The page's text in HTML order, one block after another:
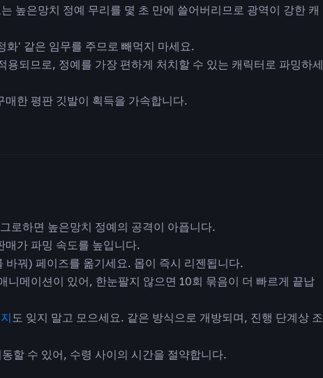
높은망치 정예 무리를 몇 초 만에 쓸어버리므로 광역이 강한 캐
' 같은 임무를 주므로 빼먹지 마세요.
용되므로, 정예를 가장 편하게 처치할 수 있는 캐릭터로 파밍하세
한 평판 깃발이 획득을 가속합니다.
로하면 높은망치 정예의 공격이 아픕니다.
매가 파밍 속도를 높입니다.
꿔) 페이즈를 옮기세요. 몹이 즉시 리젠됩니다.
메이션이 있어, 한눈팔지 않으면 10회 묶음이 더 빠르게 끝납
도 잊지 말고 모으세요. 같은 방식으로 개방되며, 진행 단계상 조
할 수 있어, 수령 사이의 시간을 절약합니다.